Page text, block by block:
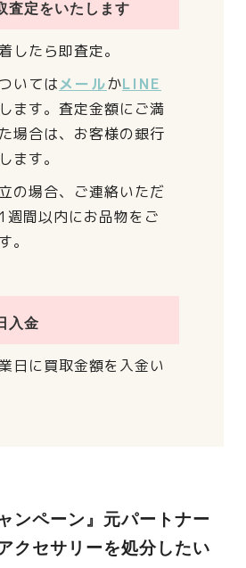
査定をいたします
したら即査定。
いてはメールかLINE
ます。 査定金額にご満
場合は、 お客様の銀行
ます。
の場合、 ご連絡いただ
1週間以内にお品物をご
。
入金
日に買取金額を入金い
ンペーン』元パートナー
クセサリーを処分したい